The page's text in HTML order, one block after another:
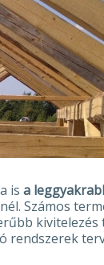
is a
Számos
kivitelezés
rendszerek